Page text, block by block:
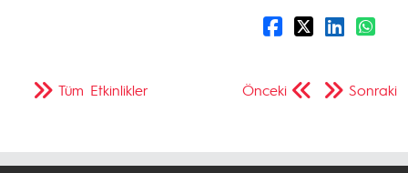
Önceki Sonraki
Tüm Etkinlikler